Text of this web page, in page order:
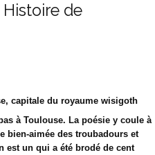
de
capitale du royaume wisigoth
à Toulouse. La poésie y coule à
bien-aimée des troubadours et
est un qui a été brodé de cent